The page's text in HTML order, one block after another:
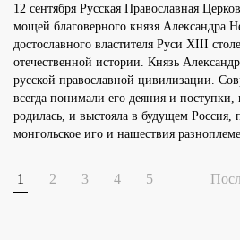
12 сентября Русская Православная
мощей благоверного князя Александра
достославного властителя Руси XIII
отечественной истории. Князь
русской православной цивилизации.
всегда понимали его деяния и
родилась, и выстояла в будущем Россия,
монгольское иго и нашествия
1 2 3 4 5